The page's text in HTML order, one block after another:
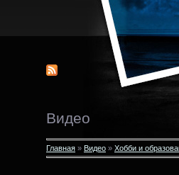
Видео
Главная » Видео » Хобби и